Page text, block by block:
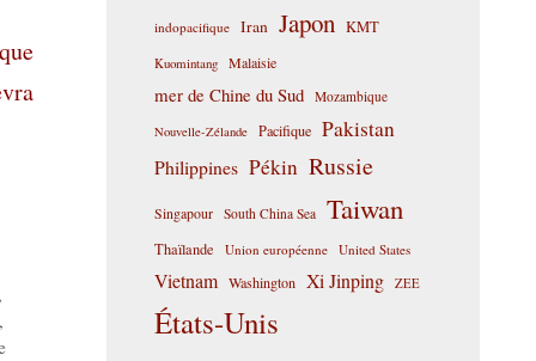
,
indopacifique Iran Japon KMT
Kuomintang Malaisie
mer de Chine du Sud Mozambique
Nouvelle-Zélande Pacifique Pakistan
Philippines Pékin Russie
Singapour South China Sea Taiwan
Thaïlande Union européenne United States
Vietnam Washington Xi Jinping ZEE
États-Unis